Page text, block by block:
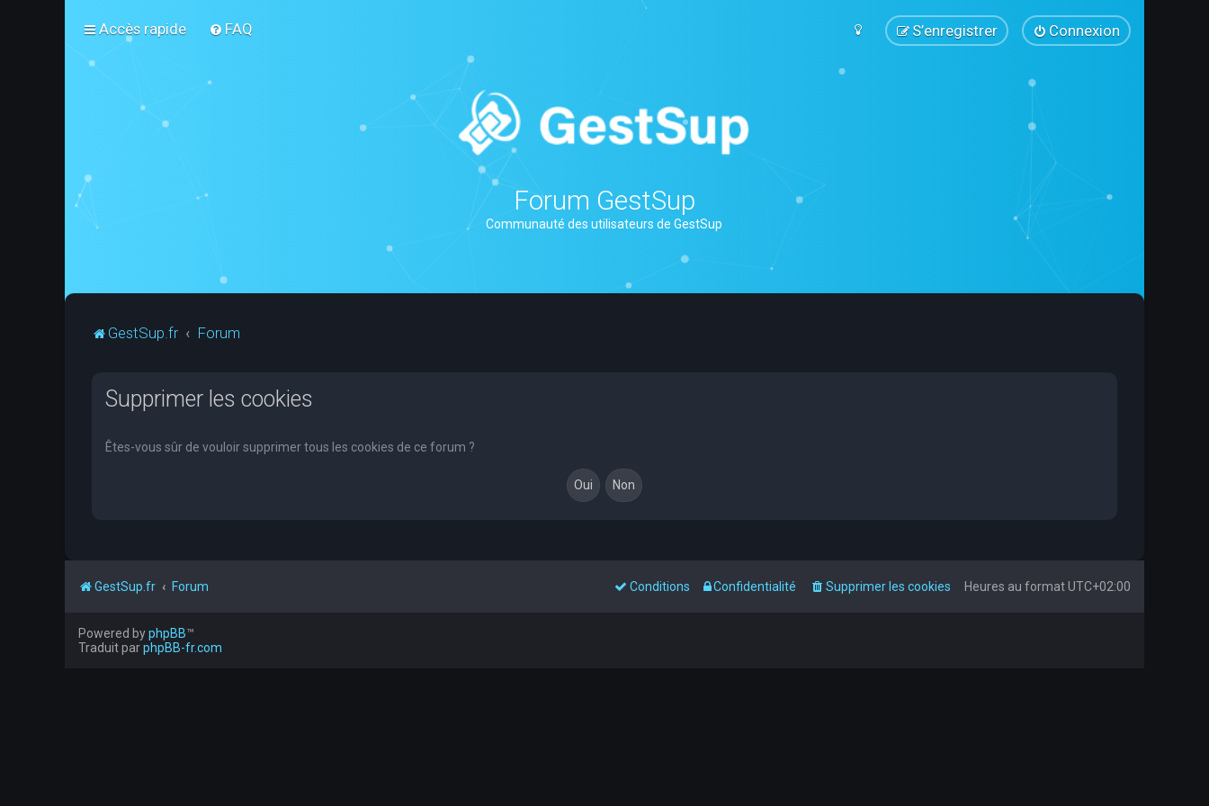
Accès rapide FAQ Connexion
S’enregistrer
Forum GestSup
Communauté des utilisateurs de GestSup
GestSup.fr Forum
Supprimer les cookies
Êtes-vous sûr de vouloir supprimer tous les cookies de ce forum ?
GestSup.fr Forum Heures au formatUTC+02:00
Supprimer les cookies
Confidentialité
Conditions
Powered byphpBB™
Traduit parphpBB-fr.com